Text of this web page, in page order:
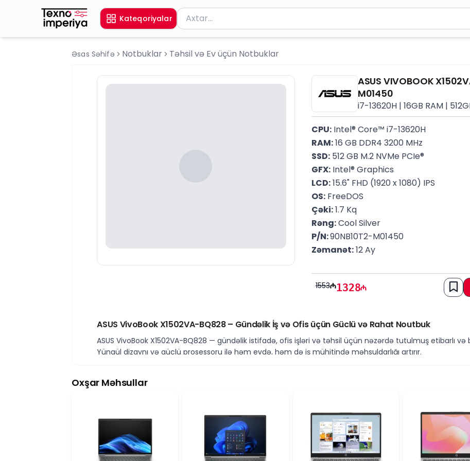
Kateqoriyalar Məhsul axtar
Axtarış üçün ən azı 2 simvol yazın. Göndərmək üçün Enter düyməsini
Əsas Səhifə Notbuklar Təhsil və Ev üçün Notbuklar
ASUS VIVOBOOK
M01450
i7-13620H | 16GB RAM |
CPU: Intel® Core™ i7-13620H
RAM: 16 GB DDR4 3200 MHz
SSD: 512 GB M.2 NVMe PCIe®
GFX: Intel® Graphics
LCD: 15.6" FHD (1920 x 1080) IPS
OS: FreeDOS
Çəki: 1.7 Kq
Rəng: Cool Silver
P/N: 90NB10T2-M01450
Zəmanət: 12 Ay
1553 1328
ASUS VivoBook X1502VA-BQ828 – Gündəlik İş və Ofis üçün Güclü və Rahat Noutbuk
ASUS VivoBook X1502VA-BQ828 — gündəlik istifadə, ofis işləri və təhsil üçün nəzərdə tutulmuş etibarlı və
Yüngül dizaynı və güclü prosessoru ilə həm evdə, həm də iş mühitində məhsuldarlığı artırır.
Intel Core i7-13620H prosessoru çoxnüvəli quruluşu ilə multitasking, ofis proqramları, internet istifadəsi
performans təmin edir.
16GB 3200MHz DDR4 yaddaş eyni anda bir neçə proqramın problemsiz işləməsinə imkan yaradır.
512GB NVMe SSD – sürətli yaddaş
512GB SSD sayəsində sistem, proqramlar və fayllar çox sürətlə açılır və ümumi iş axını daha rahat olur.
Intel Iris Xe Graphics – gündəlik qrafika
Oxşar Məhsullar